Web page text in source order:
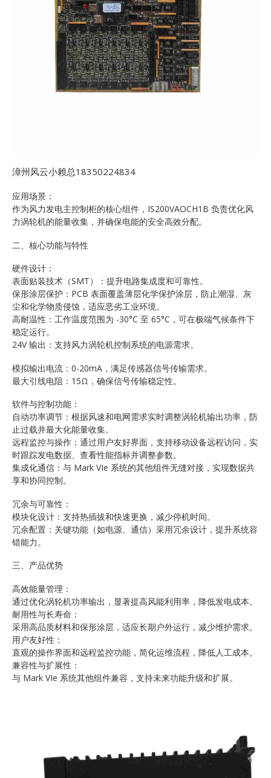
漳州风云小赖总18350224834
应用场景：
作为风力发电主控制柜的核心组件，IS200VAOCH1B 负责优化风
力涡轮机的能量收集，并确保电能的安全高效分配。
二、核心功能与特性
硬件设计：
表面贴装技术（SMT）：提升电路集成度和可靠性。
保形涂层保护：PCB 表面覆盖薄层化学保护涂层，防止潮湿、灰
尘和化学物质侵蚀，适应恶劣工业环境。
高耐温性：工作温度范围为 -30°C 至 65°C，可在极端气候条件下
稳定运行。
24V 输出：支持风力涡轮机控制系统的电源需求。
模拟输出电流：0-20mA，满足传感器信号传输需求。
最大引线电阻：15Ω，确保信号传输稳定性。
软件与控制功能：
自动功率调节：根据风速和电网需求实时调整涡轮机输出功率，防
止过载并最大化能量收集。
远程监控与操作：通过用户友好界面，支持移动设备远程访问，实
时跟踪发电数据、查看性能指标并调整参数。
集成化通信：与 Mark VIe 系统的其他组件无缝对接，实现数据共
享和协同控制。
冗余与可靠性：
模块化设计：支持热插拔和快速更换，减少停机时间。
冗余配置：关键功能（如电源、通信）采用冗余设计，提升系统容
错能力。
三、产品优势
高效能量管理：
通过优化涡轮机功率输出，显著提高风能利用率，降低发电成本。
耐用性与长寿命：
采用高品质材料和保形涂层，适应长期户外运行，减少维护需求。
用户友好性：
直观的操作界面和远程监控功能，简化运维流程，降低人工成本。
兼容性与扩展性：
与 Mark VIe 系统其他组件兼容，支持未来功能升级和扩展。